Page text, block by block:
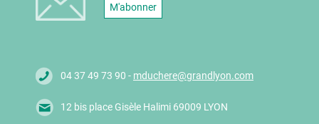
M'abonner
04 37 49 73 90 - mduchere@grandlyon.com
12 bis place Gisèle Halimi 69009 LYON